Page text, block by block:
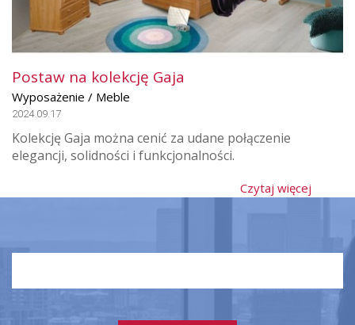
Postaw na kolekcję Gaja
Wyposażenie / Meble
2024.09.17
Kolekcję Gaja można cenić za udane połączenie
elegancji, solidności i funkcjonalności.
Czytaj więcej